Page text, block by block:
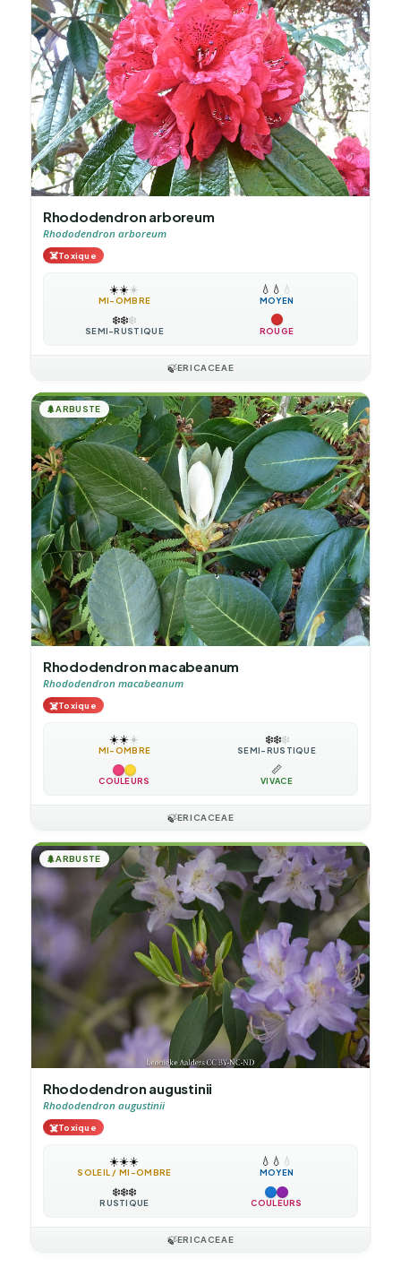
Rhododendron arboreum
Rhododendron arboreum
☠️Toxique
☀️☀️☀️
MI-OMBRE
💧 💧 💧
MOYEN
❄️❄️❄️
SEMI-RUSTIQUE ROUGE
🍃ERICACEAE
🌲ARBUSTE
Rhododendron macabeanum
Rhododendron macabeanum
☠️Toxique
☀️☀️☀️
MI-OMBRE
❄️❄️❄️
SEMI-RUSTIQUE
COULEURS
📏
VIVACE
🍃ERICACEAE
🌲ARBUSTE
Rhododendron augustinii
Rhododendron augustinii
☠️Toxique
☀️☀️☀️
SOLEIL / MI-OMBRE
💧 💧 💧
MOYEN
❄️❄️❄️
RUSTIQUE COULEURS
🍃ERICACEAE